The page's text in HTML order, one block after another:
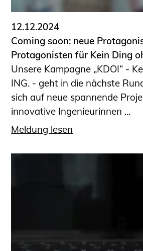
Vereinbarungen mit
Ingenieurkammern
Büronachfolge
Zusatzqualifikationen
Geschützter Bereich
Informationen für
Verbraucher
Ingenieursuche (Mitglieder der
NRW)
Bauherren-ABC
Schüler und Studierende
Projekte für Schülerinnen und
START.ING. Das Studierenden
Wissenswertes für Studierende
12.12.2024
Coming soon: neue
Protagonisten für Kein Ding
Unsere Kampagne „KDOI“ -
ING. - geht in die nächste
sich auf neue spannende
innovative Ingenieurinnen ...
Meldung lesen